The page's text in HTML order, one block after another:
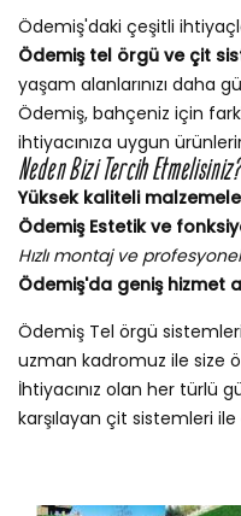
Ödemiş'daki çeşitli
Ödemiş tel örgü ve çit
yaşam alanlarınızı daha
Ödemiş, bahçeniz için
ihtiyacınıza uygun
Neden Bizi Tercih Etmelisiniz?
Yüksek kaliteli
Ödemiş Estetik ve
Hızlı montaj ve
Ödemiş'da geniş hizmet
Ödemiş Tel örgü
uzman kadromuz ile size
İhtiyacınız olan her türlü
karşılayan çit sistemleri ile